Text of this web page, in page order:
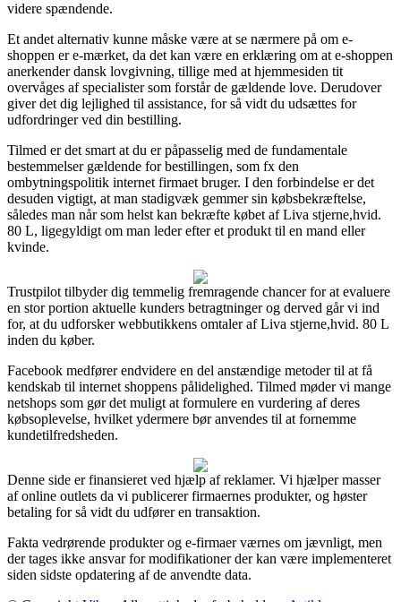
videre spændende.
Et andet alternativ kunne måske være at se nærmere på om e-
shoppen er e-mærket, da det kan være en erklæring om at e-shoppen
anerkender dansk lovgivning, tillige med at hjemmesiden tit
overvåges af specialister som forstår de gældende love. Derudover
giver det dig lejlighed til assistance, for så vidt du udsættes for
udfordringer ved din bestilling.
Tilmed er det smart at du er påpasselig med de fundamentale
bestemmelser gældende for bestillingen, som fx den
ombytningspolitik internet firmaet bruger. I den forbindelse er det
desuden vigtigt, at man stadigvæk gemmer sin købsbekræftelse,
således man når som helst kan bekræfte købet af Liva stjerne,hvid.
80 L, ligegyldigt om man leder efter et produkt til en mand eller
kvinde.
Trustpilot tilbyder dig temmelig fremragende chancer for at evaluere
en stor portion aktuelle kunders betragtninger og derved går vi ind
for, at du udforsker webbutikkens omtaler af Liva stjerne,hvid. 80 L
inden du køber.
Facebook medfører endvidere en del anstændige metoder til at få
kendskab til internet shoppens pålidelighed. Tilmed møder vi mange
netshops som gør det muligt at formulere en vurdering af deres
købsoplevelse, hvilket ydermere bør anvendes til at fornemme
kundetilfredsheden.
Denne side er finansieret ved hjælp af reklamer. Vi hjælper masser
af online outlets da vi publicerer firmaernes produkter, og høster
betaling for så vidt du udfører en transaktion.
Fakta vedrørende produkter og e-firmaer værnes om jævnligt, men
der tages ikke ansvar for modifikationer der kan være implementeret
siden sidste opdatering af de anvendte data.